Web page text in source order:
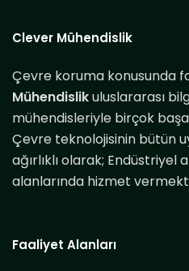
Clever Mühendislik
Çevre koruma konusunda
Mühendislikuluslararası
mühendisleriyle birçok
Çevre teknolojisinin bütün
ağırlıklı olarak; Endüstriyel
alanlarında hizmet
Faaliyet Alanları